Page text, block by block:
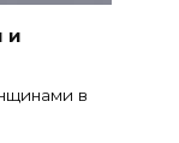
и
в